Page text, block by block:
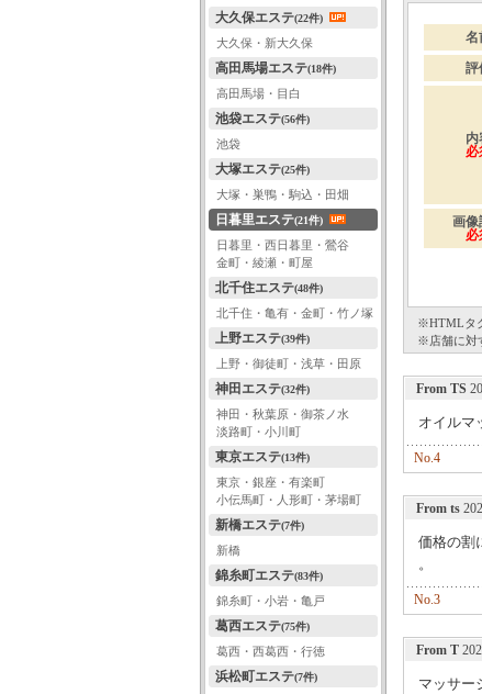
名
評
内
必
画像
必
※HTMLタ
※店舗に対
From TS
オイルマ
No.4
From ts
価格の割
。
No.3
From T
マッサー
大久保エステ(22件)
大久保・新大久保
高田馬場エステ(18件)
高田馬場・目白
池袋エステ(56件)
池袋
大塚エステ(25件)
大塚・巣鴨・駒込・田畑
日暮里エステ(21件)
日暮里・西日暮里・鶯谷
金町・綾瀬・町屋
北千住エステ(48件)
北千住・亀有・金町・竹ノ塚
上野エステ(39件)
上野・御徒町・浅草・田原
神田エステ(32件)
神田・秋葉原・御茶ノ水
淡路町・小川町
東京エステ(13件)
東京・銀座・有楽町
小伝馬町・人形町・茅場町
新橋エステ(7件)
新橋
錦糸町エステ(83件)
錦糸町・小岩・亀戸
葛西エステ(75件)
葛西・西葛西・行徳
浜松町エステ(7件)